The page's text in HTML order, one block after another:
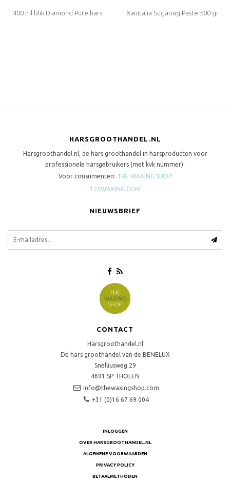
400 ml blik Diamond Pure hars Xanitalia Sugaring Paste 500 gr
HARSGROOTHANDEL.NL
Harsgroothandel.nl, de hars groothandel in harsproducten voor
professionele harsgebruikers (met kvk nummer).
Voor consumenten: THE WAXING SHOP
123WAXING.COM
NIEUWSBRIEF
CONTACT
Harsgroothandel.nl
De hars groothandel van de BENELUX
Snelliusweg 29
4691 SP THOLEN
info@thewaxingshop.com
+31 (0)16 67 69 004
INLOGGEN
OVER HARSGROOTHANDEL.NL
ALGEMENE VOORWAARDEN
PRIVACY POLICY
BETAALMETHODEN